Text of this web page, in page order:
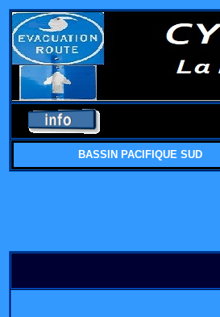
BASSIN PACIFIQUE SUD